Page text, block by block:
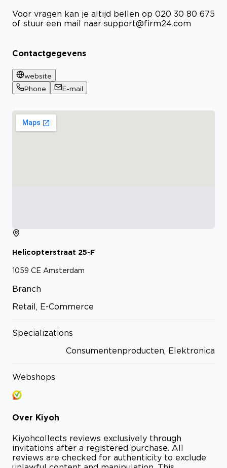
Voor vragen kan je altijd bellen op 020 30 80 675
of stuur een mail naar support@firm24.com
Contactgegevens
website
Phone
E-mail
Helicopterstraat 25-F
1059 CE Amsterdam
Branch
Retail, E-Commerce
Specializations
Consumentenproducten, Elektronica
Webshops
Over Kiyoh
Kiyohcollects reviews exclusively through
invitations after a registered purchase. All
reviews are checked for authenticity to exclude